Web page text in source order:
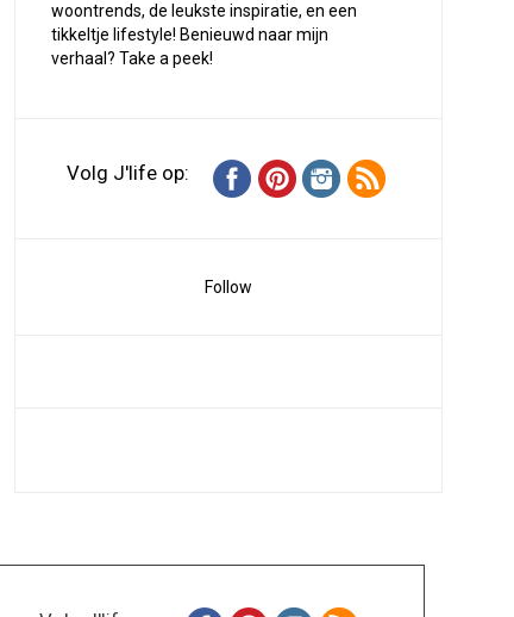
woontrends, de leukste inspiratie, en een
tikkeltje lifestyle! Benieuwd naar mijn
verhaal? Take a peek!
Volg J'life op:
Follow